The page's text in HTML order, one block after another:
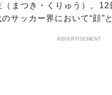
まつき・くりゅう）。
サッカー界において“顔”
ADVERTISEMENT